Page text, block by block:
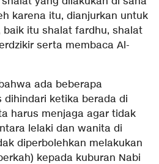
karena itu, dianjurkan untuk
baik itu shalat fardhu, shalat
serta membaca Al-
ada beberapa
dihindari ketika berada di
harus menjaga agar tidak
lelaki dan wanita di
diperbolehkan melakukan
kepada kuburan Nabi